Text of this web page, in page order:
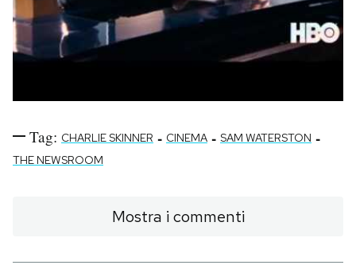
Tag: CHARLIE SKINNER - CINEMA - SAM WATERSTON -
THE NEWSROOM
Mostra i commenti